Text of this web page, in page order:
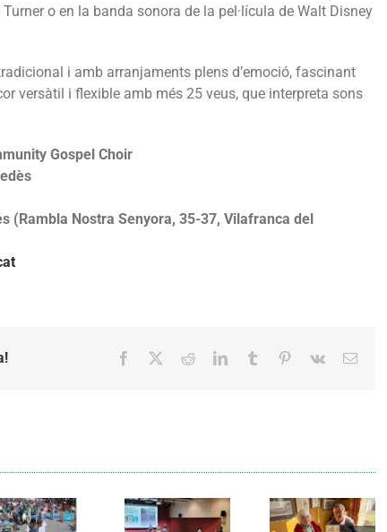
o en la banda sonora de la pel·lícula de Walt Disney
tradicional i amb arranjaments plens d’emoció, fascinant
versàtil i flexible amb més 25 veus, que interpreta sons
Gospel Choir
(Rambla Nostra Senyora, 35-37, Vilafranca del
Facebook RedditLinkedInTumblr Pinterest
Vk Email:
Cal Figarot
lidera el
Els Verds
presenten el